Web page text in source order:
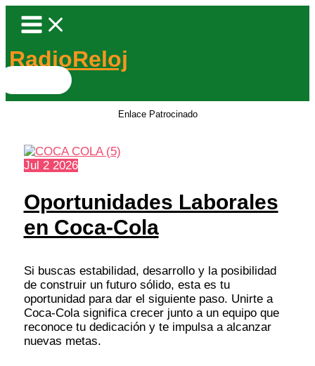
RadioReloj
Enlace Patrocinado
Jul 2 2026
Oportunidades Laborales
en Coca-Cola
Si buscas estabilidad, desarrollo y la posibilidad
de construir un futuro sólido, esta es tu
oportunidad para dar el siguiente paso. Unirte a
Coca-Cola significa crecer junto a un equipo que
reconoce tu dedicación y te impulsa a alcanzar
nuevas metas.